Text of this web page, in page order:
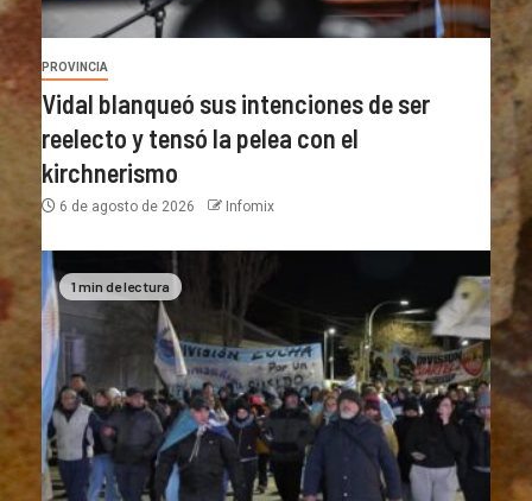
PROVINCIA
Vidal blanqueó sus intenciones de ser
reelecto y tensó la pelea con el
kirchnerismo
6 de agosto de 2026 Infomix
1 min de lectura